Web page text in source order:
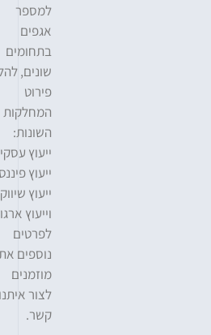
למספר
אגפים
בתחומים
שונים, להלן
פירוט
המחלקות
השונות:
ייעוץ עסקי,
ייעוץ פיננסי,
ייעוץ שיווקי
וייעוץ ארגוני.
לפרטים
נוספים אתם
מוזמנים
לצור איתנו
קשר.